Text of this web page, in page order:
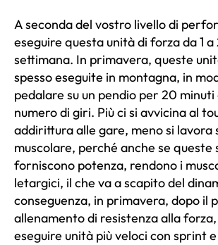
A seconda del vostro livello di
eseguire questa unità di forza da 1
settimana. In primavera, queste
spesso eseguite in montagna, in
pedalare su un pendio per 20 minuti
numero di giri. Più ci si avvicina al
addirittura alle gare, meno si lavora
muscolare, perché anche se queste
forniscono potenza, rendono i
letargici, il che va a scapito del
conseguenza, in primavera, dopo il
allenamento di resistenza alla
eseguire unità più veloci con sprint